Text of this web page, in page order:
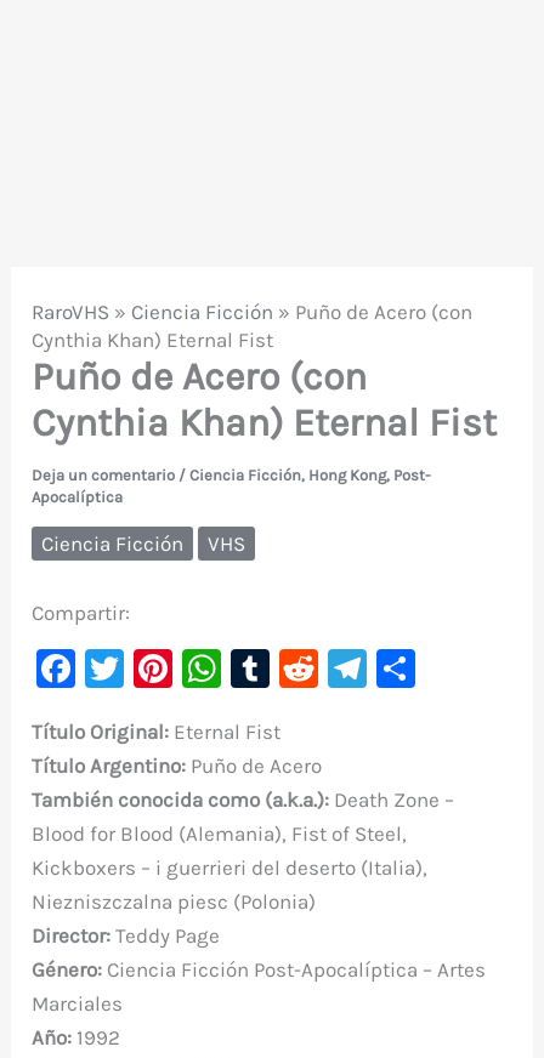
RaroVHS » Ciencia Ficción » Puño de Acero (con
Cynthia Khan) Eternal Fist
Puño de Acero (con
Cynthia Khan) Eternal Fist
Deja un comentario /Ciencia Ficción, Hong Kong, Post-
Apocalíptica
Ciencia Ficción VHS
Compartir:
F
c
e
b
o
o
k
T
it
te
r
Pi
er
e
st
W
at
s
A
p
p
T
m
bl
r
R
di
t
Te
a
m
p
ti
Título Original: Eternal Fist
Título Argentino: Puño de Acero
También conocida como (a.k.a.): Death Zone –
Blood for Blood (Alemania), Fist of Steel,
Kickboxers – i guerrieri del deserto (Italia),
Niezniszczalna piesc (Polonia)
Director: Teddy Page
Género: Ciencia Ficción Post-Apocalíptica – Artes
Marciales
Año: 1992